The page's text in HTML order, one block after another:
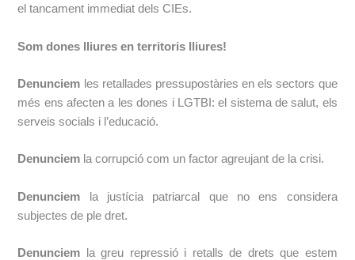
el tancament immediat dels CIEs.
Som dones lliures en territoris lliures!
Denunciem ​les retallades pressupostàries en els sectors que
més ens afecten a les dones i LGTBI: el sistema de salut, els
serveis socials i l’educació.
Denunciem ​la corrupció com un factor agreujant de la crisi.
Denunciem ​la justícia patriarcal que no ens considera
subjectes de ple dret.
Denunciem ​la greu repressió i retalls de drets que estem